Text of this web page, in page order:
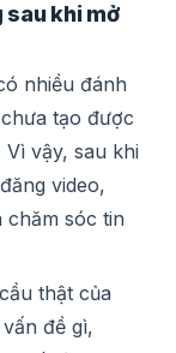
sau khi mở
nhiều đánh
tạo được
vậy, sau khi
video,
chăm sóc tin
thật của
đề gì,